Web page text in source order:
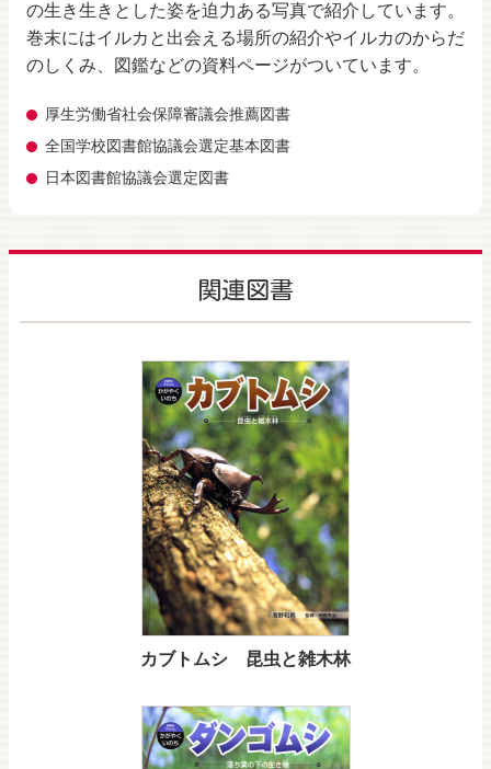
の生き生きとした姿を迫力ある写真で紹介しています。
巻末にはイルカと出会える場所の紹介やイルカのからだ
のしくみ、図鑑などの資料ページがついています。
厚生労働省社会保障審議会推薦図書
全国学校図書館協議会選定基本図書
日本図書館協議会選定図書
関連図書
カブトムシ 昆虫と雑木林